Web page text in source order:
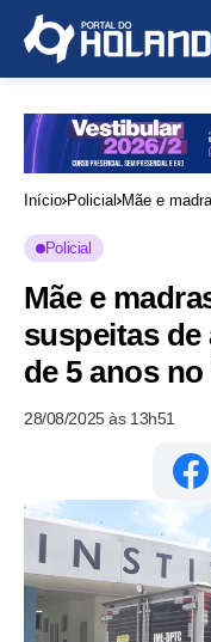
Início Policial Mãe e
Policial
Mãe e
suspeitas
de 5 anos
28/08/2025 às 13h51